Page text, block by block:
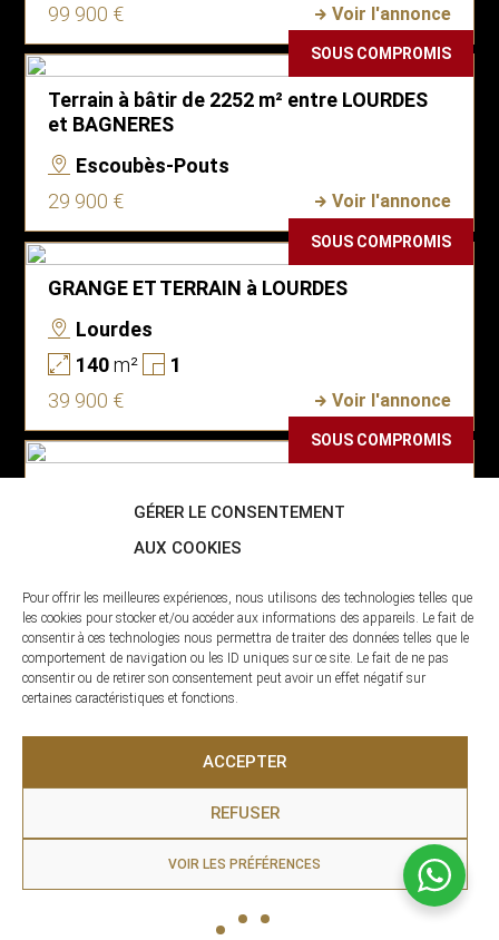
GÉRER LE CONSENTEMENT
AUX COOKIES
Pour offrir les meilleures expériences, nous utilisons des technologies telles que
les cookies pour stocker et/ou accéder aux informations des appareils. Le fait de
consentir à ces technologies nous permettra de traiter des données telles que le
comportement de navigation ou les ID uniques sur ce site. Le fait de ne pas
consentir ou de retirer son consentement peut avoir un effet négatif sur
certaines caractéristiques et fonctions.
ACCEPTER
REFUSER
VOIR LES PRÉFÉRENCES
99 900 €
Voir l'annonce
SOUS COMPROMIS
Terrain à bâtir de 2252 m² entre LOURDES
et BAGNERES
Escoubès-Pouts
29 900 €
Voir l'annonce
SOUS COMPROMIS
GRANGE ET TERRAIN à LOURDES
Lourdes
140m²
1
39 900 €
Voir l'annonce
SOUS COMPROMIS
personnes
48
m²
148 000 €
Voir l'annonce
SOUS OFFRE
Maison Bien Exposée avec Vue et Garage
90m²
4
SOUS COMPROMIS